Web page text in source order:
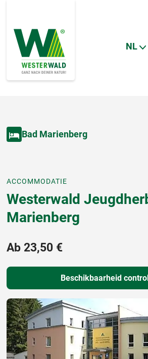
NL
Bad Marienberg
ACCOMMODATIE
Westerwald
Marienberg
Ab 23,50 €
Beschikbaarheid